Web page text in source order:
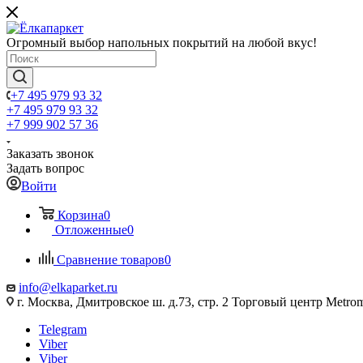
Огромный выбор напольных покрытий на любой вкус!
+7 495 979 93 32
+7 495 979 93 32
+7 999 902 57 36
Заказать звонок
Задать вопрос
Войти
Корзина0
Отложенные0
Сравнение товаров0
info@elkaparket.ru
г. Москва, Дмитровское ш. д.73, стр. 2 Торговый центр
Telegram
Viber
Viber